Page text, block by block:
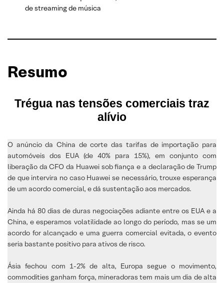
de streaming de música
Resumo
Trégua nas tensões comerciais traz
alívio
O anúncio da China de corte das tarifas de importação para
automóveis dos EUA (de 40% para 15%), em conjunto com
liberação da CFO da Huawei sob fiança e a declaração de Trump
de que intervira no caso Huawei se necessário, trouxe esperança
de um acordo comercial, e dá sustentação aos mercados.
Ainda há 80 dias de duras negociações adiante entre os EUA e a
China, e esperamos volatilidade ao longo do período, mas se um
acordo for alcançado e uma guerra comercial evitada, o evento
seria bastante positivo para ativos de risco.
Ásia fechou com 1-2% de alta, Europa segue o movimento,
commodities ganham força, mineradoras tem mais um dia de alta